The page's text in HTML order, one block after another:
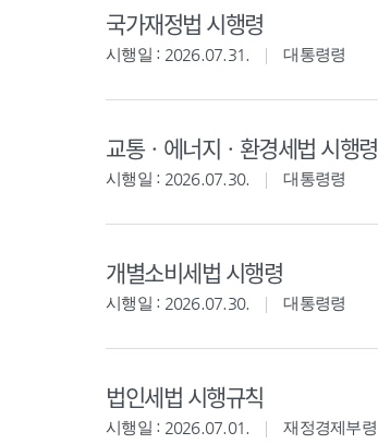
국가재정법 시행령
시행일 : 2026.07.31. 대통령령
교통ㆍ에너지ㆍ환경세법 시행령
시행일 : 2026.07.30. 대통령령
개별소비세법 시행령
시행일 : 2026.07.30. 대통령령
법인세법 시행규칙
시행일 : 2026.07.01. 재정경제부령